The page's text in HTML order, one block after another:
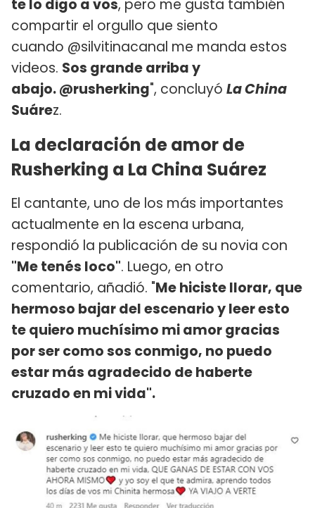
te lo digo a vos, pero me gusta también
compartir el orgullo que siento
cuando @silvitinacanal me manda estos
videos. Sos grande arriba y
abajo. @rusherking", concluyó La China
Suárez.
La declaración de amor de
Rusherking a La China Suárez
El cantante, uno de los más importantes
actualmente en la escena urbana,
respondió la publicación de su novia con
"Me tenés loco". Luego, en otro
comentario, añadió. "Me hiciste llorar, que
hermoso bajar del escenario y leer esto
te quiero muchísimo mi amor gracias
por ser como sos conmigo, no puedo
estar más agradecido de haberte
cruzado en mi vida".